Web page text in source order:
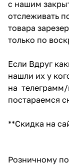
с нашим
отслеживать
товара
только по
Если Вдруг
нашли их у
на телеграмм/
постараемся
**Скидка на
Розничному